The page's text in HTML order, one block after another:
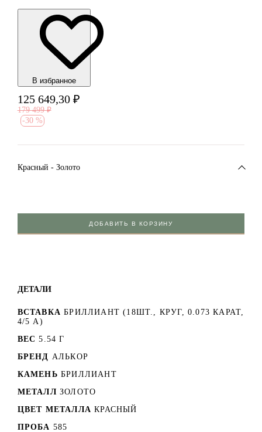
В избранноe
125 649,30 ₽
179 499 ₽
-30 %
Красный - Золото
ДОБАВИТЬ В КОРЗИНУ
ДЕТАЛИ
ВСТАВКА БРИЛЛИАНТ (18ШТ., КРУГ, 0.073 КАРАТ,
4/5 А)
ВЕС 5.54 Г
БРЕНД АЛЬКОР
КАМЕНЬ БРИЛЛИАНТ
МЕТАЛЛ ЗОЛОТО
ЦВЕТ МЕТАЛЛА КРАСНЫЙ
ПРОБА 585